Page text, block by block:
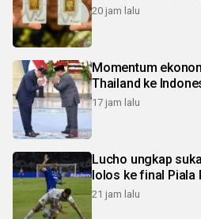
20 jam lalu
Momentum
Thailand ke
17 jam lalu
Lucho ungkap
lolos ke final Piala
21 jam lalu